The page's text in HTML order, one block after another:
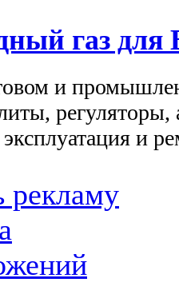
газ для
и
регуляторы,
и
рекламу